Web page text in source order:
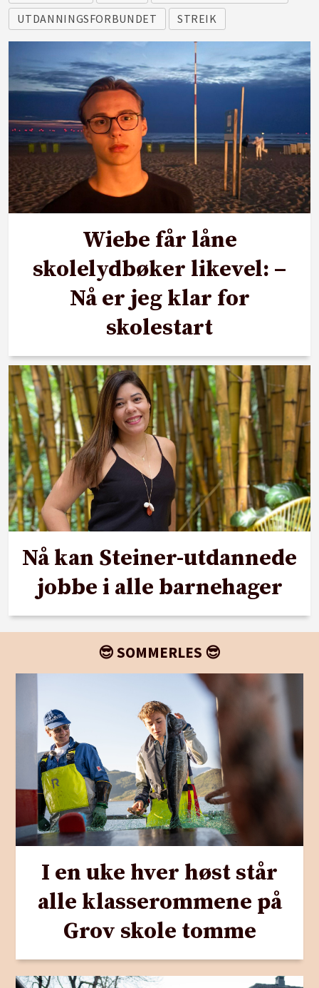
UTDANNINGSFORBUNDET
STREIK
Wiebe får låne
skolelydbøker likevel: –
Nå er jeg klar for
skolestart
Nå kan Steiner-utdannede
jobbe i alle barnehager
😎 SOMMERLES 😎
I en uke hver høst står
alle klasserommene på
Grov skole tomme